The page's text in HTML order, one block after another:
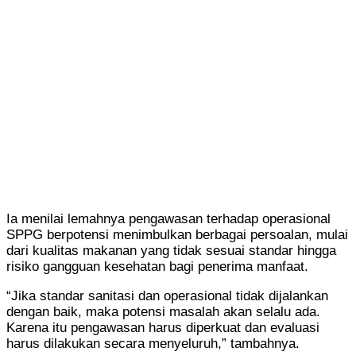
Ia menilai lemahnya pengawasan terhadap operasional
SPPG berpotensi menimbulkan berbagai persoalan, mulai
dari kualitas makanan yang tidak sesuai standar hingga
risiko gangguan kesehatan bagi penerima manfaat.
“Jika standar sanitasi dan operasional tidak dijalankan
dengan baik, maka potensi masalah akan selalu ada.
Karena itu pengawasan harus diperkuat dan evaluasi
harus dilakukan secara menyeluruh,” tambahnya.